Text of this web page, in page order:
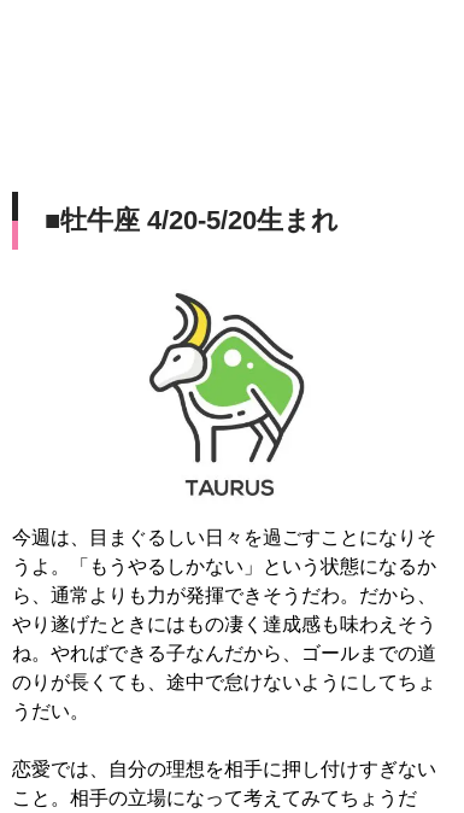
■牡牛座 4/20-5/20生まれ
今週は、目まぐるしい日々を過ごすことになりそ
うよ。「もうやるしかない」という状態になるか
ら、通常よりも力が発揮できそうだわ。だから、
やり遂げたときにはもの凄く達成感も味わえそう
ね。やればできる子なんだから、ゴールまでの道
のりが長くても、途中で怠けないようにしてちょ
うだい。
恋愛では、自分の理想を相手に押し付けすぎない
こと。相手の立場になって考えてみてちょうだ